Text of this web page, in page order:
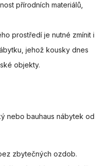
přírodních materiálů,
prostředí je nutné zmínit i
jehož kousky dnes
objekty.
nebo bauhaus nábytek od
zbytečných ozdob.